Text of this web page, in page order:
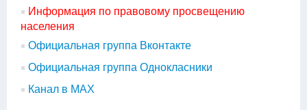
Информация по правовому просвещению
населения
Официальная группа Вконтакте
Официальная группа Однокласники
Канал в МАХ